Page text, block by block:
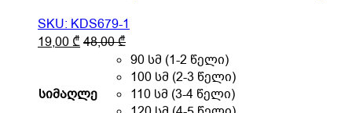
SKU: KDS679-1
19,00₾48,00₾This
product
has
multiple
variants.
სიმაღლე
90 სმ (1-2 წელი)
100 სმ (2-3 წელი)
110 სმ (3-4 წელი)